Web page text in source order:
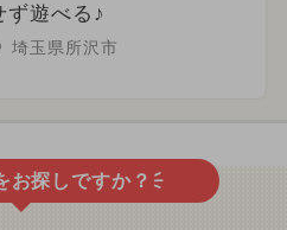
ず遊べる♪
埼玉県所沢市
お探しですか？